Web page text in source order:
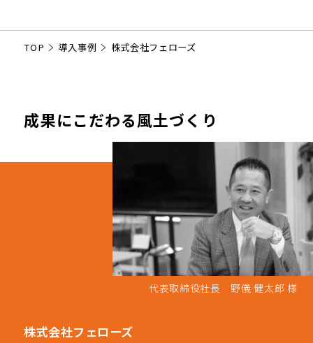
TOP 導入事例 株式会社フェローズ
成果にこだわる風土づくり
株式会社フェローズ
代表取締役社長 野儀 健太郎 様